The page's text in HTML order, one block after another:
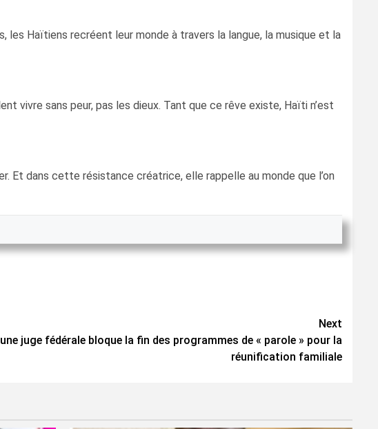
les Haïtiens recréent leur monde à travers la langue, la musique et la
vivre sans peur, pas les dieux. Tant que ce rêve existe, Haïti n’est
Et dans cette résistance créatrice, elle rappelle au monde que l’on
Next
juge fédérale bloque la fin des programmes de « parole » pour la
réunification familiale